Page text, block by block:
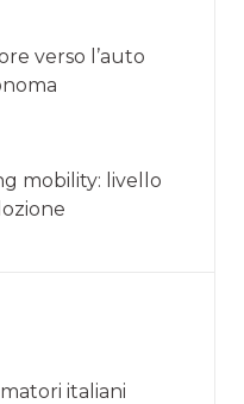
verso l’auto
mobility: livello
italiani